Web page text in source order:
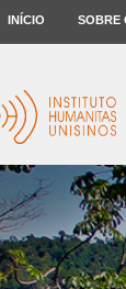
INÍCIO SOBRE